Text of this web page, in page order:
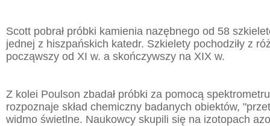
Scott pobrał próbki kamienia nazębnego od 58
jednej z hiszpańskich katedr. Szkielety pochodziły z
począwszy od XI w. a skończywszy na XIX w.
Z kolei Poulson zbadał próbki za pomocą
rozpoznaje skład chemiczny badanych obiektów,
widmo świetlne. Naukowcy skupili się na izotopach